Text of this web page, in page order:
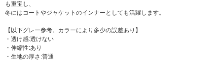
も重宝し、
冬にはコートやジャケットのインナーとしても活躍します。
【以下グレー参考。カラーにより多少の誤差あり】
・透け感:透けない
・伸縮性:あり
・生地の厚さ:普通